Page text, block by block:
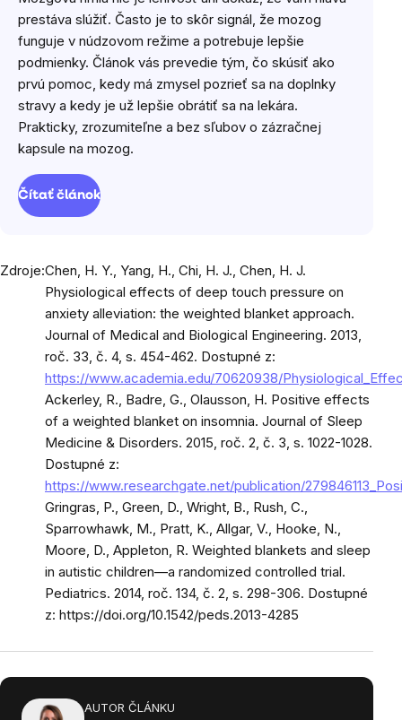
prestáva slúžiť. Často je to skôr signál, že mozog
funguje v núdzovom režime a potrebuje lepšie
podmienky. Článok vás prevedie tým, čo skúsiť ako
prvú pomoc, kedy má zmysel pozrieť sa na doplnky
stravy a kedy je už lepšie obrátiť sa na lekára.
Prakticky, zrozumiteľne a bez sľubov o zázračnej
kapsule na mozog.
Čítať článok
Zdroje:Chen, H. Y., Yang, H., Chi, H. J., Chen, H. J.
Physiological effects of deep touch pressure on
anxiety alleviation: the weighted blanket approach.
Journal of Medical and Biological Engineering. 2013,
roč. 33, č. 4, s. 454-462. Dostupné z:
https://www.academia.edu/70620938/
Ackerley, R., Badre, G., Olausson, H. Positive effects
of a weighted blanket on insomnia. Journal of Sleep
Medicine & Disorders. 2015, roč. 2, č. 3, s. 1022-1028.
Dostupné z:
https://www.researchgate.net/publication/
Gringras, P., Green, D., Wright, B., Rush, C.,
Sparrowhawk, M., Pratt, K., Allgar, V., Hooke, N.,
Moore, D., Appleton, R. Weighted blankets and sleep
in autistic children—a randomized controlled trial.
Pediatrics. 2014, roč. 134, č. 2, s. 298-306. Dostupné
z: https://doi.org/10.1542/peds.2013-4285
AUTOR ČLÁNKU